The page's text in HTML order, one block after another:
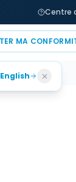
Baromètre 2026 :
Centre
MA